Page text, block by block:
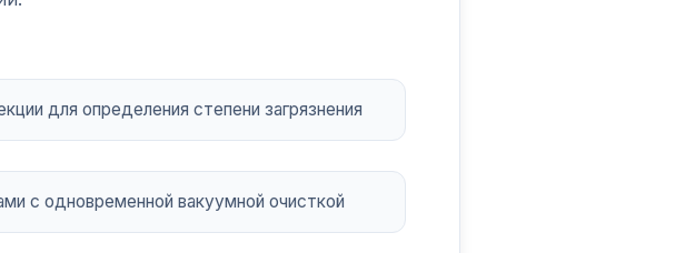
для определения степени загрязнения
с одновременной вакуумной очисткой